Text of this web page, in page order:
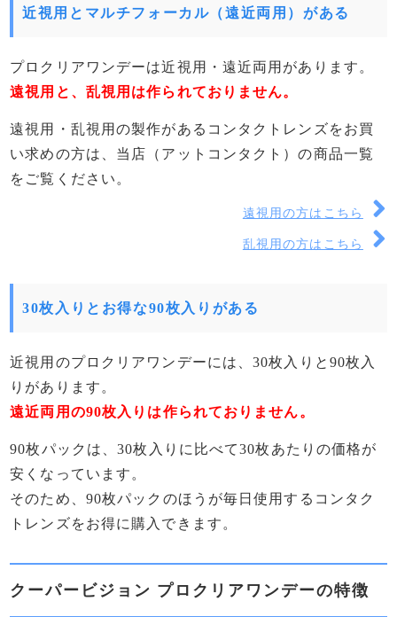
クーパービジョン プロクリアワンデーの購入な
近視用とマルチフォーカル（遠近両用）がある
プロクリアワンデーは近視用・遠近両用があります。
遠視用と、乱視用は作られておりません。
遠視用・乱視用の製作があるコンタクトレンズをお買
い求めの方は、当店（アットコンタクト）の商品一覧
をご覧ください。
遠視用の方はこちら
乱視用の方はこちら
30枚入りとお得な90枚入りがある
近視用のプロクリアワンデーには、30枚入りと90枚入
りがあります。
遠近両用の90枚入りは作られておりません。
90枚パックは、30枚入りに比べて30枚あたりの価格が
安くなっています。
そのため、90枚パックのほうが毎日使用するコンタク
トレンズをお得に購入できます。
クーパービジョン プロクリアワンデーの特徴